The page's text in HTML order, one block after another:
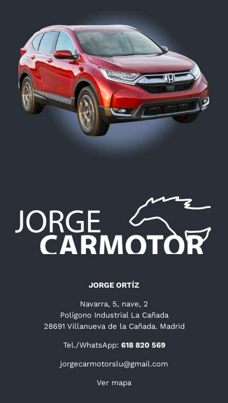
JORGE ORTÍZ
Navarra, 5, nave, 2
Polígono Industrial La Cañada
28691 Villanueva de la Cañada. Madrid
Tel./WhatsApp: 618 820 569
jorgecarmotorslu@gmail.com
Ver mapa